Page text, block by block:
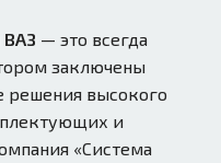
ВАЗ — это всегда
заключены
решения высокого
и
«Система